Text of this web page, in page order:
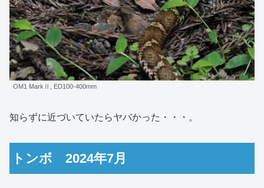
OM1 MarkⅡ, ED100-400mm
知らずに近づいていたらヤバかった・・・。
トンボ 2024年7月